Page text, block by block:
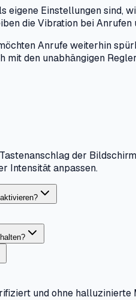
Einstellungen sind,
die Vibration bei
Anrufe weiterhin
mit den unabhängigen
der
Intensität anpassen.
und ohne halluzinierte